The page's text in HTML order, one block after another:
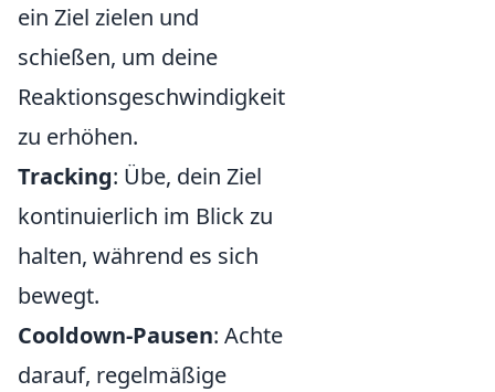
ein Ziel zielen und
schießen, um deine
Reaktionsgeschwindigkeit
zu erhöhen.
Tracking: Übe, dein Ziel
kontinuierlich im Blick zu
halten, während es sich
bewegt.
Cooldown-Pausen: Achte
darauf, regelmäßige